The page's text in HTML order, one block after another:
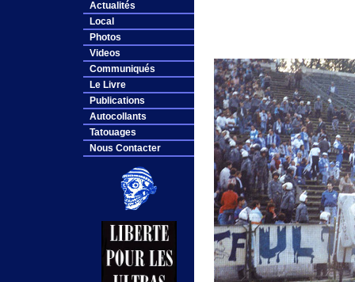
Actualités
Local
Photos
Videos
Communiqués
Le Livre
Publications
Autocollants
Tatouages
Nous Contacter